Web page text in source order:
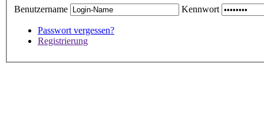
Benutzername
Kennwort
Passwort vergessen?
Registrierung